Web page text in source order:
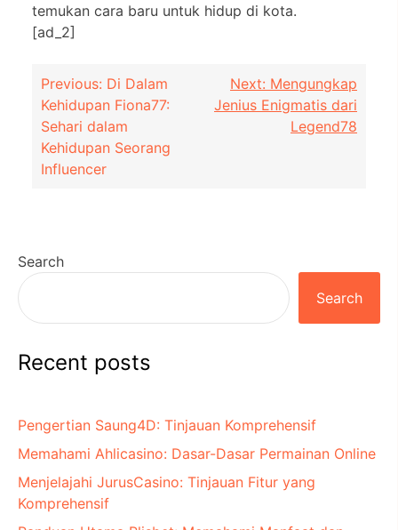
temukan cara baru untuk hidup di kota.
[ad_2]
Post
navigation
Previous: Di Dalam
Kehidupan Fiona77:
Sehari dalam
Kehidupan Seorang
Influencer
Next: Mengungkap
Jenius Enigmatis dari
Legend78
Search
Search
Recent posts
Pengertian Saung4D: Tinjauan Komprehensif
Memahami Ahlicasino: Dasar-Dasar Permainan Online
Menjelajahi JurusCasino: Tinjauan Fitur yang
Komprehensif